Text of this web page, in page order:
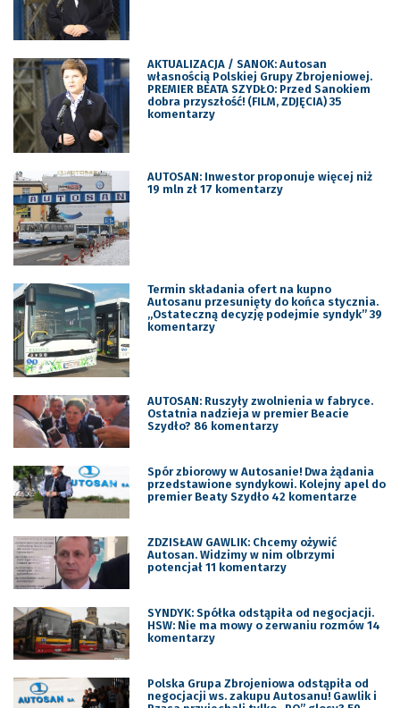
AKTUALIZACJA / SANOK: Autosan
własnością Polskiej Grupy Zbrojeniowej.
PREMIER BEATA SZYDŁO: Przed Sanokiem
dobra przyszłość! (FILM, ZDJĘCIA) 35
komentarzy
AUTOSAN: Inwestor proponuje więcej niż
19 mln zł 17 komentarzy
Termin składania ofert na kupno
Autosanu przesunięty do końca stycznia.
„Ostateczną decyzję podejmie syndyk” 39
komentarzy
AUTOSAN: Ruszyły zwolnienia w fabryce.
Ostatnia nadzieja w premier Beacie
Szydło? 86 komentarzy
Spór zbiorowy w Autosanie! Dwa żądania
przedstawione syndykowi. Kolejny apel do
premier Beaty Szydło 42 komentarze
ZDZISŁAW GAWLIK: Chcemy ożywić
Autosan. Widzimy w nim olbrzymi
potencjał 11 komentarzy
SYNDYK: Spółka odstąpiła od negocjacji.
HSW: Nie ma mowy o zerwaniu rozmów 14
komentarzy
Polska Grupa Zbrojeniowa odstąpiła od
negocjacji ws. zakupu Autosanu! Gawlik i